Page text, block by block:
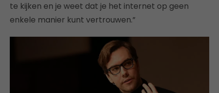
te kijken en je weet dat je het internet op geen
enkele manier kunt vertrouwen.”